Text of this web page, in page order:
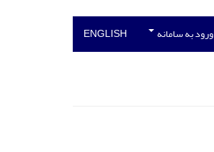
ورود به سامانه ENGLISH